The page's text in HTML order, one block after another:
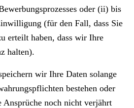
oder (ii) bis
(für den Fall, dass Sie
erteilt haben, dass wir Ihre
halten).
wir Ihre Daten solange
bestehen oder
noch nicht verjährt